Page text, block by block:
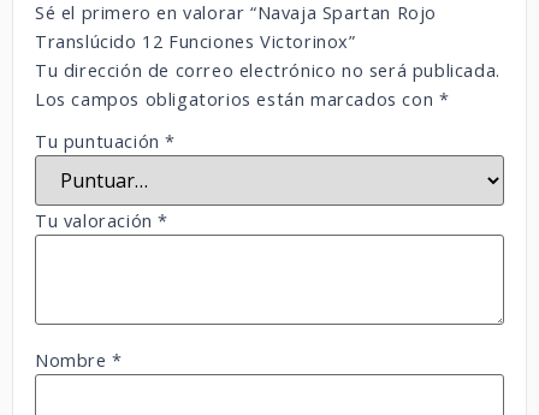
Sé el primero en valorar “Navaja Spartan Rojo
Translúcido 12 Funciones Victorinox”
Tu dirección de correo electrónico no será publicada.
Los campos obligatorios están marcados con *
Tu puntuación*
Tu valoración*
Nombre*